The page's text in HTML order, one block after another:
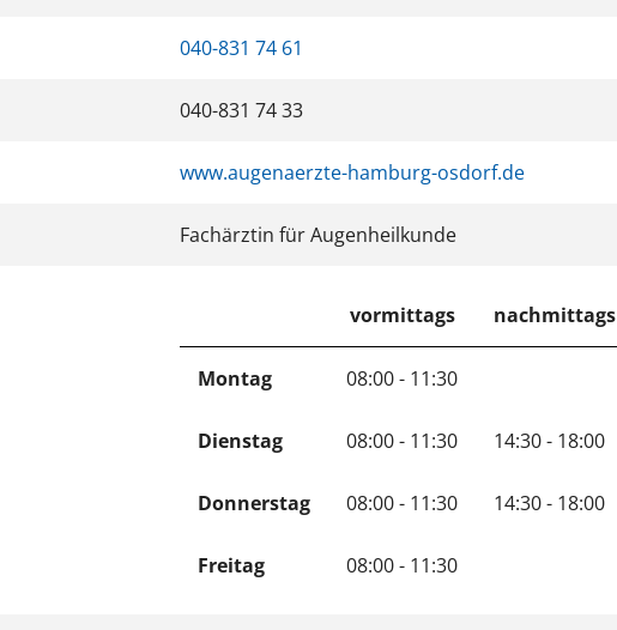
040-831 74 61
040-831 74 33
www.augenaerzte-hamburg-osdorf.de
Fachärztin für Augenheilkunde
vormittags nachmittags
Montag 08:00 - 11:30
Dienstag 08:00 - 11:30 14:30 - 18:00
Donnerstag 08:00 - 11:30 14:30 - 18:00
Freitag 08:00 - 11:30